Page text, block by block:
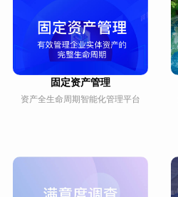
固定资产管理
资产全生命周期智能化管理平台